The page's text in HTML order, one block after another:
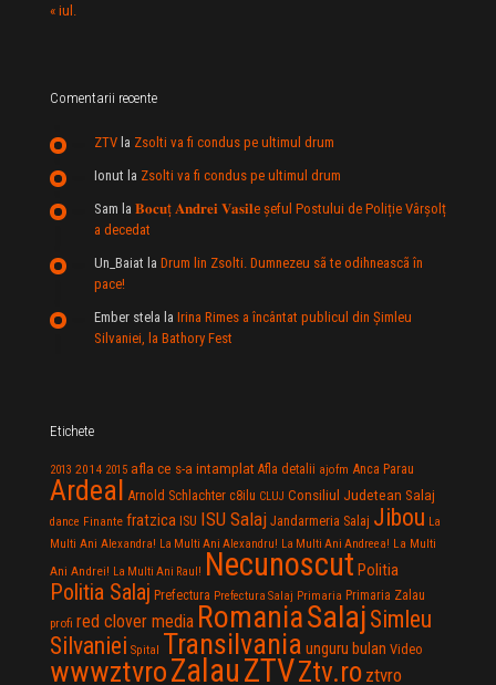
« iul.
Comentarii recente
ZTV la Zsolti va fi condus pe ultimul drum
Ionut la Zsolti va fi condus pe ultimul drum
Sam la 𝐁𝐨𝐜𝐮ț 𝐀𝐧𝐝𝐫𝐞𝐢 𝐕𝐚𝐬𝐢𝐥e şeful Postului de Poliție Vârșolț
a decedat
Un_Baiat la Drum lin Zsolti. Dumnezeu sã te odihneascã în
pace!
Ember stela la Irina Rimes a încântat publicul din Şimleu
Silvaniei, la Bathory Fest
Etichete
2013 2014 2015 afla ce s-a intamplat Afla detalii ajofm Anca Parau
Ardeal Arnold Schlachter c8ilu CLUJ Consiliul Judetean Salaj
dance Finante fratzica ISU ISU Salaj Jandarmeria Salaj Jibou La
Multi Ani Alexandra! La Multi Ani Alexandru! La Multi Ani Andreea! La Multi
Ani Andrei! La Multi Ani Raul! Necunoscut Politia
Politia Salaj Prefectura Prefectura Salaj Primaria Primaria Zalau
profi red clover media RomaniaSalaj Simleu
Silvaniei Spital Transilvania unguru bulan Video
wwwztvroZalauZTVZtv.ro ztvro